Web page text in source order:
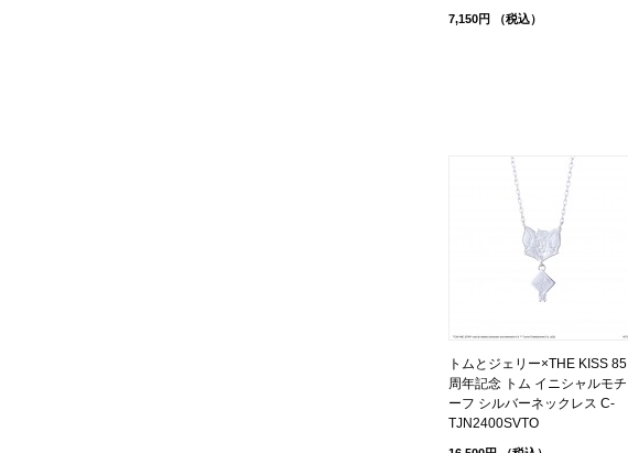
7,150円 （税込）
トムとジェリー×THE KISS 85
周年記念 トム イニシャルモチ
ーフ シルバーネックレス C-
TJN2400SVTO